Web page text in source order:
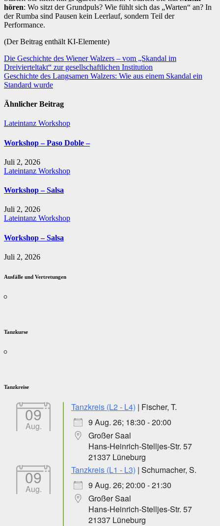
hören: Wo sitzt der Grundpuls? Wie fühlt sich das „Warten“ an? In
der Rumba sind Pausen kein Leerlauf, sondern Teil der
Performance.
(Der Beitrag enthält KI-Elemente)
Beitragsnavigation
Die Geschichte des Wiener Walzers – vom „Skandal im
Dreivierteltakt“ zur gesellschaftlichen Institution
Geschichte des Langsamen Walzers: Wie aus einem Skandal ein
Standard wurde
Ähnlicher Beitrag
Lateintanz Workshop
Workshop – Paso Doble –
Juli 2, 2026
Lateintanz Workshop
Workshop – Salsa
Juli 2, 2026
Lateintanz Workshop
Workshop – Salsa
Juli 2, 2026
Ausfälle und Vertretungen
Tanzkurse
Tanzkreise
09
Aug.
Tanzkreis (L2 - L4) | Fischer, T.
9 Aug. 26; 18:30 - 20:00
Großer Saal
Hans-Heinrich-Stelljes-Str. 57
21337 Lüneburg
09
Aug.
Tanzkreis (L1 - L3) | Schumacher, S.
9 Aug. 26; 20:00 - 21:30
Großer Saal
Hans-Heinrich-Stelljes-Str. 57
21337 Lüneburg